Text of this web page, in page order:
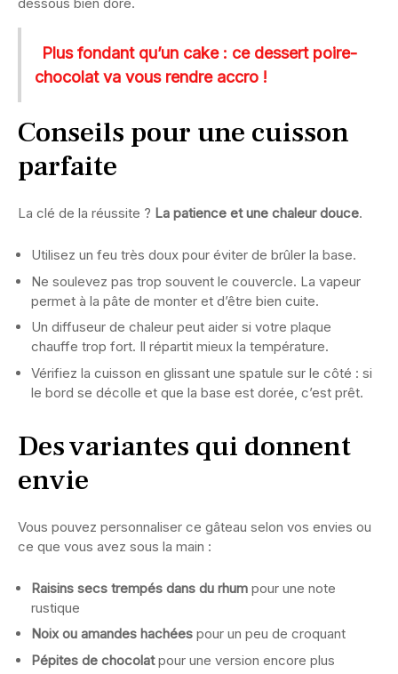
Plus fondant qu’un cake : ce dessert poire-
chocolat va vous rendre accro !
Conseils pour une cuisson
parfaite
La clé de la réussite ? La patience et une chaleur douce.
Utilisez un feu très doux pour éviter de brûler la base.
Ne soulevez pas trop souvent le couvercle. La vapeur
permet à la pâte de monter et d’être bien cuite.
Un diffuseur de chaleur peut aider si votre plaque
chauffe trop fort. Il répartit mieux la température.
Vérifiez la cuisson en glissant une spatule sur le côté : si
le bord se décolle et que la base est dorée, c’est prêt.
Des variantes qui donnent
envie
Vous pouvez personnaliser ce gâteau selon vos envies ou
ce que vous avez sous la main :
Raisins secs trempés dans du rhum pour une note
rustique
Noix ou amandes hachées pour un peu de croquant
Pépites de chocolatpour une version encore plus